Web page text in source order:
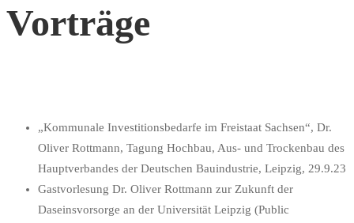
Vorträge
„Kommunale Investitionsbedarfe im Freistaat Sachsen“, Dr.
Oliver Rottmann, Tagung Hochbau, Aus- und Trockenbau des
Hauptverbandes der Deutschen Bauindustrie, Leipzig, 29.9.23
Gastvorlesung Dr. Oliver Rottmann zur Zukunft der
Daseinsvorsorge an der Universität Leipzig (Public